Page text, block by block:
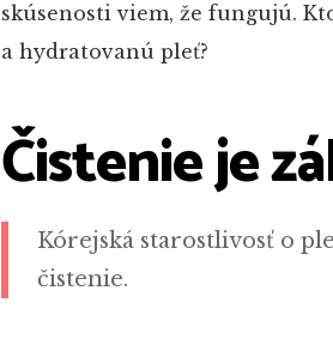
skúsenosti viem, že fungujú.
a hydratovanú pleť?
Čistenie je
Kórejská starostlivosť o
čistenie.